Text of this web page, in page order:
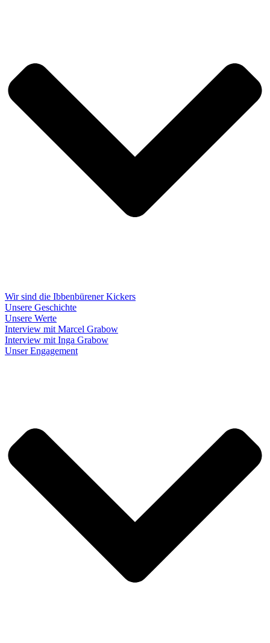
Wir sind die Ibbenbürener Kickers
Unsere Geschichte
Unsere Werte
Interview mit Marcel Grabow
Interview mit Inga Grabow
Unser Engagement